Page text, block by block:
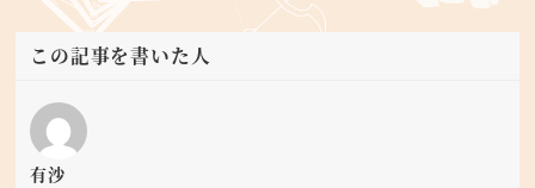
この記事を書いた人
有沙